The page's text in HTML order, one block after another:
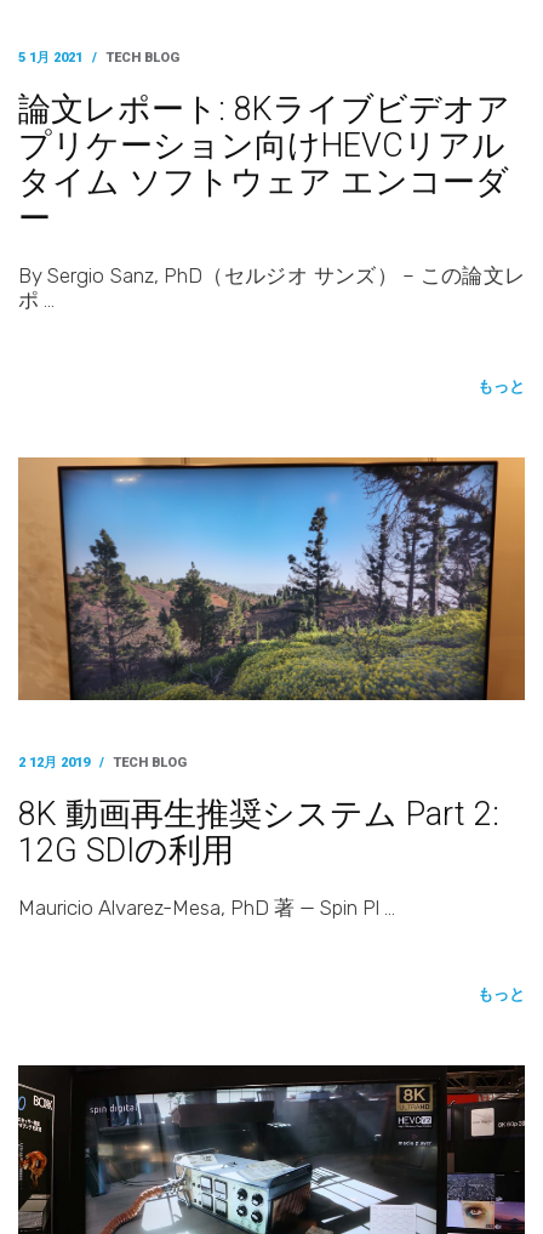
5 1月 2021 / TECH BLOG
論文レポート: 8Kライブビデオア
プリケーション向けHEVCリアル
タイム ソフトウェア エンコーダ
ー
By Sergio Sanz, PhD（セルジオ サンズ） – この論文レ
ポ …
もっと
2 12月 2019 / TECH BLOG
8K 動画再生推奨システム Part 2:
12G SDIの利用
Mauricio Alvarez-Mesa, PhD 著 — Spin Pl …
もっと